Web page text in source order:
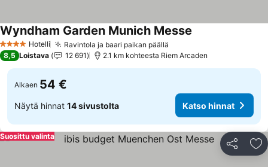
4 Tähtiluokitus
Hotelli Ravintola ja baari paikan päällä
Wyndham Garden Munich Messe
8,5 Loistava 12 691 2.1 km kohteesta Riem Arcaden
Alkaen 54 €
Näytä hinnat 14 sivustolta Katso hinnat
Jaa
Suosittu valinta